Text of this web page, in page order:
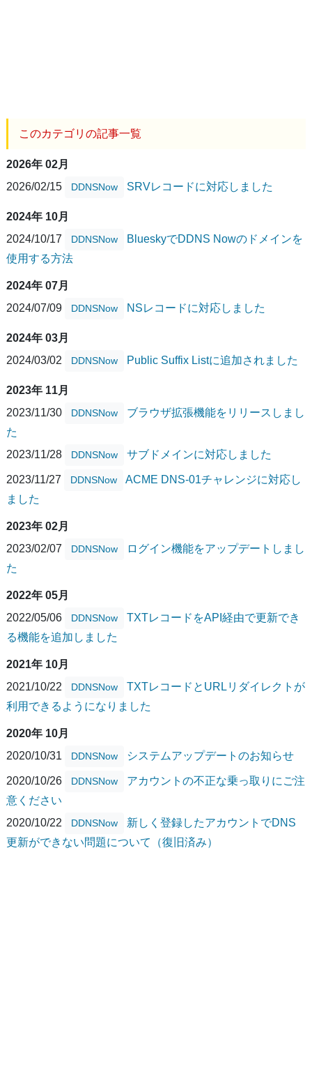
このカテゴリの記事一覧
2026年 02月
2026/02/15
DDNSNow SRVレコードに対応しました
2024年 10月
2024/10/17
DDNSNow
BlueskyでDDNS Nowのドメインを
使用する方法
2024年 07月
2024/07/09
DDNSNow NSレコードに対応しました
2024年 03月
2024/03/02
DDNSNow Public Suffix Listに追加されました
2023年 11月
2023/11/30
DDNSNow
ブラウザ拡張機能をリリースしまし
た
2023/11/28
DDNSNow サブドメインに対応しました
2023/11/27 DDNSNow
ACME DNS-01チャレンジに対応し
ました
2023年 02月
2023/02/07
DDNSNow
ログイン機能をアップデートしまし
た
2022年 05月
2022/05/06
DDNSNow
TXTレコードをAPI経由で更新でき
る機能を追加しました
2021年 10月
2021/10/22
DDNSNow
TXTレコードとURLリダイレクトが
利用できるようになりました
2020年 10月
2020/10/31
DDNSNow システムアップデートのお知らせ
2020/10/26 DDNSNow
アカウントの不正な乗っ取りにご注
意ください
2020/10/22
DDNSNow
新しく登録したアカウントでDNS
更新ができない問題について（復旧済み）